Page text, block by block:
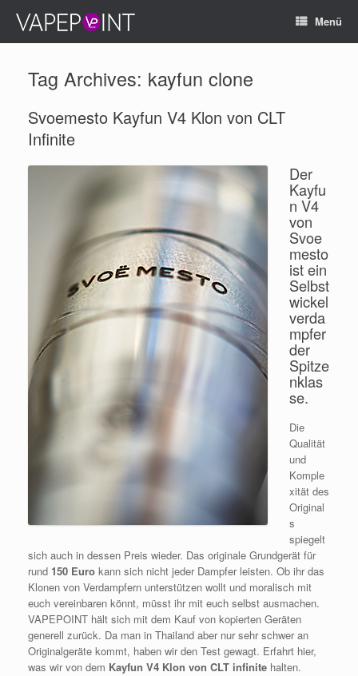
Menü
Tag Archives: kayfun clone
Svoemesto Kayfun V4 Klon von CLT
Infinite
Der
Kayfu
n V4
von
Svoe
mesto
ist ein
Selbst
wickel
verda
mpfer
der
Spitze
nklas
se.
Die
Qualität
und
Komple
xität des
Original
s
spiegelt
sich auch in dessen Preis wieder. Das originale Grundgerät für
rund 150 Euro kann sich nicht jeder Dampfer leisten. Ob ihr das
Klonen von Verdampfern unterstützen wollt und moralisch mit
euch vereinbaren könnt, müsst ihr mit euch selbst ausmachen.
VAPEPOINT hält sich mit dem Kauf von kopierten Geräten
generell zurück. Da man in Thailand aber nur sehr schwer an
Originalgeräte kommt, haben wir den Test gewagt. Erfahrt hier,
was wir von dem Kayfun V4 Klon von CLT infinite halten.